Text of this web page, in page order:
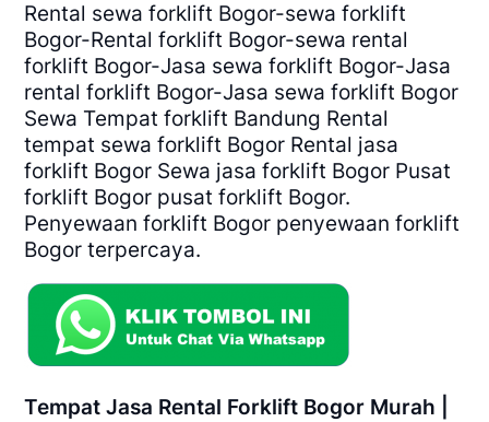
Rental sewa forklift Bogor-sewa forklift
Bogor-Rental forklift Bogor-sewa rental
forklift Bogor-Jasa sewa forklift Bogor-Jasa
rental forklift Bogor-Jasa sewa forklift Bogor
Sewa Tempat forklift Bandung Rental
tempat sewa forklift Bogor Rental jasa
forklift Bogor Sewa jasa forklift Bogor Pusat
forklift Bogor pusat forklift Bogor.
Penyewaan forklift Bogor penyewaan forklift
Bogor terpercaya.
Tempat Jasa Rental Forklift Bogor Murah |